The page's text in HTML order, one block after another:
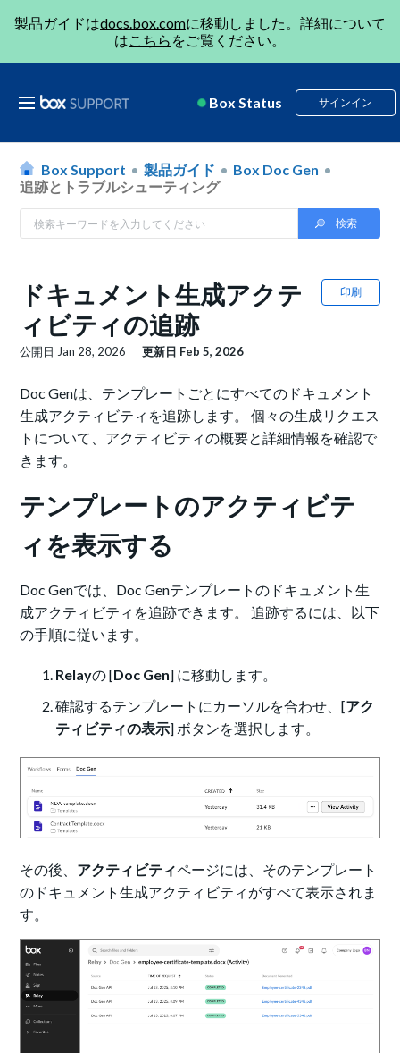
製品ガイドはdocs.box.comに移動しました。詳細について
はこちら をご覧ください。
Box Status サインイン
Box Support 製品ガイド
Box Doc Gen
追跡とトラブルシューティング
印刷
ドキュメント生成アクテ
ィビティの追跡
公開日 Jan 28, 2026 更新日 Feb 5, 2026
Doc Genは、テンプレートごとにすべてのドキュメント
生成アクティビティを追跡します。 個々の生成リクエス
トについて、アクティビティの概要と詳細情報を確認で
きます。
テンプレートのアクティビテ
ィを表示する
Doc Genでは、Doc Genテンプレートのドキュメント生
成アクティビティを追跡できます。 追跡するには、以下
の手順に従います。
Relayの [Doc Gen] に移動します。
確認するテンプレートにカーソルを合わせ、[アク
ティビティの表示] ボタンを選択します。
その後、 アクティビティページには、そのテンプレート
のドキュメント生成アクティビティがすべて表示されま
す。